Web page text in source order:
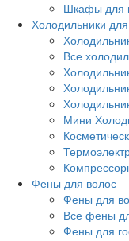
Шкафы для
Холодильники
Все
Мини
Фены для волос
Фены для
Все фены
Фены для